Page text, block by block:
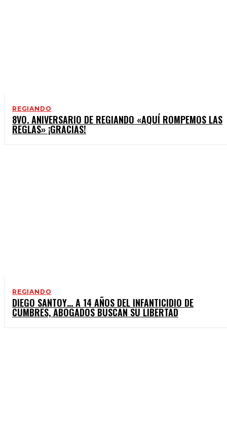
REGIANDO
8VO. ANIVERSARIO DE REGIANDO «AQUÍ ROMPEMOS LAS
REGLAS» ¡GRACIAS!
REGIANDO
DIEGO SANTOY… A 14 AÑOS DEL INFANTICIDIO DE
CUMBRES, ABOGADOS BUSCAN SU LIBERTAD